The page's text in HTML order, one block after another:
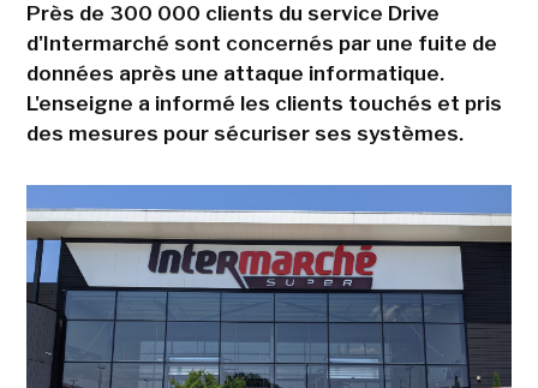
Près de 300 000 clients du service Drive
d'Intermarché sont concernés par une fuite de
données après une attaque informatique.
L'enseigne a informé les clients touchés et pris
des mesures pour sécuriser ses systèmes.